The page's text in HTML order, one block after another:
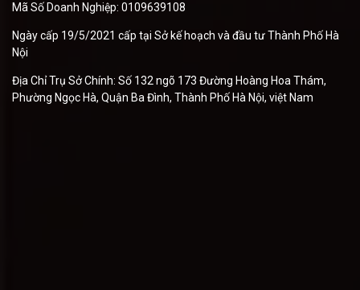
Mã Số Doanh Nghiệp: 0109639108
Ngày cấp 19/5/2021 cấp tại Sở kế hoạch và đầu tư Thành Phố Hà
Nội
Địa Chỉ Trụ Sở Chính: Số 132 ngõ 173 Đường Hoàng Hoa Thám,
Phường Ngọc Hà, Quận Ba Đình, Thành Phố Hà Nội, việt Nam